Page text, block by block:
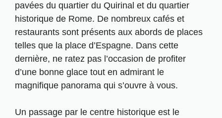
pavées du quartier du Quirinal et du quartier
historique de Rome. De nombreux cafés et
restaurants sont présents aux abords de places
telles que la place d’Espagne. Dans cette
dernière, ne ratez pas l’occasion de profiter
d’une bonne glace tout en admirant le
magnifique panorama qui s’ouvre à vous.
Un passage par le centre historique est le